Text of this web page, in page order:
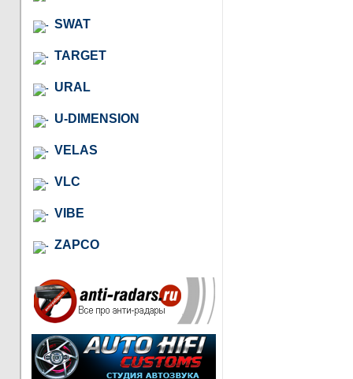
SWAT
TARGET
URAL
U-DIMENSION
VELAS
VLC
VIBE
ZAPCO